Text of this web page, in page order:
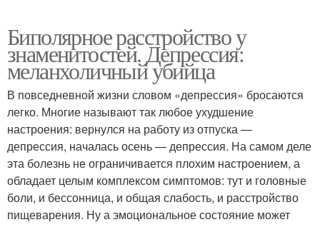
Биполярное расстройство у
знаменитостей. Депрессия:
меланхоличный убийца
В повседневной жизни словом «депрессия» бросаются
легко. Многие называют так любое ухудшение
настроения: вернулся на работу из отпуска —
депрессия, началась осень — депрессия. На самом деле
эта болезнь не ограничивается плохим настроением, а
обладает целым комплексом симптомов: тут и головные
боли, и бессонница, и общая слабость, и расстройство
пищеварения. Ну а эмоциональное состояние может